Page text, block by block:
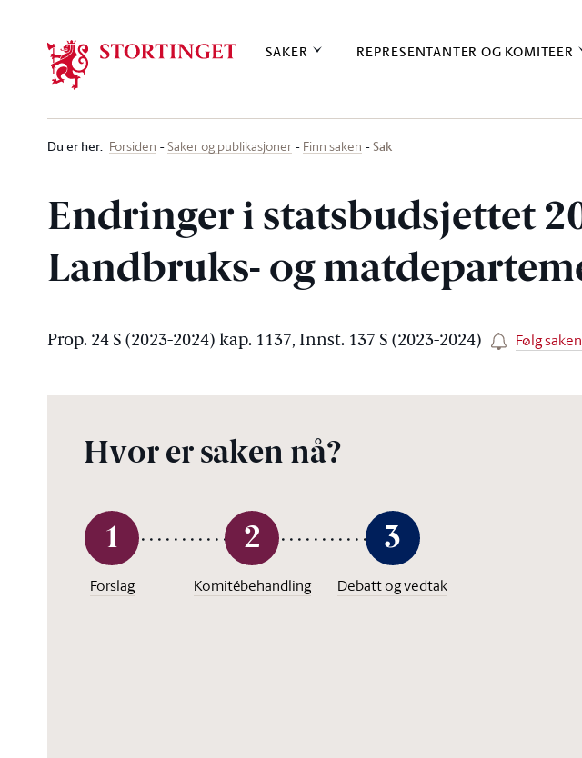
SAKER REPRESENTANTER OG KOMITEER
Du er her: Forsiden Saker og publikasjoner Finn saken Sak
Endringer i statsbudsjettet
Landbruks- og
Prop. 24 S (2023-2024) kap. 1137, Innst. 137 S (2023-2024) Følg
Hvor er saken nå?
1
Forslag
2
Komitébehandling
3
Debatt og vedtak